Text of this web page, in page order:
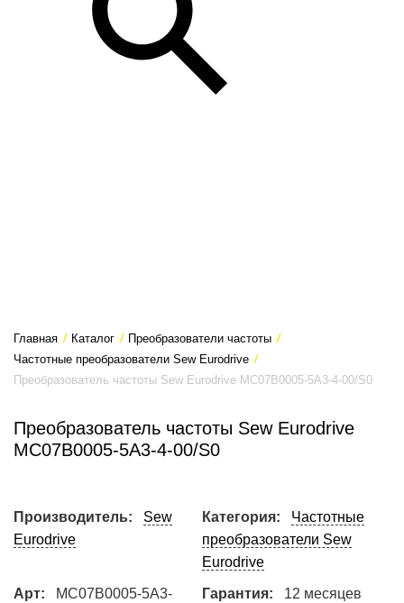
Главная / Каталог / Преобразователи частоты /
Частотные преобразователи Sew Eurodrive /
Преобразователь частоты Sew Eurodrive MC07B0005-5A3-4-00/S0
Преобразователь частоты Sew Eurodrive
MC07B0005-5A3-4-00/S0
Производитель:
Sew
Eurodrive
Категория:
Частотные
преобразователи Sew
Eurodrive
Арт:
MC07B0005-5A3-
Гарантия: 12 месяцев